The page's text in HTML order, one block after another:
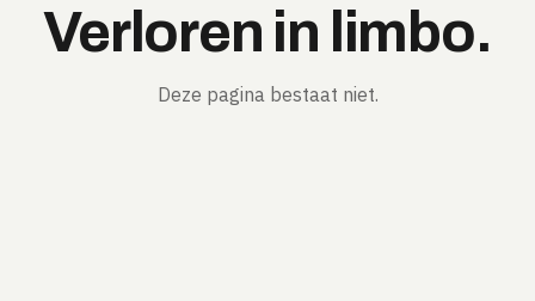
Verloren in limbo.
Deze pagina bestaat niet.